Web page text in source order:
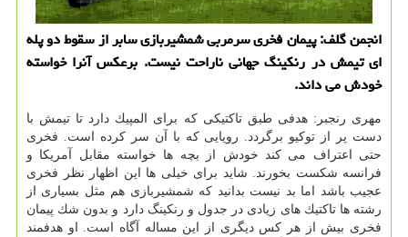
انجمن گلف: پیمان فخری سرمربی شمشیربازی سابر از سقوط دو پله
ای تیمش در رنكینگ جهانی ناراحت نیست. برعكس آنرا خواسته
خودش می داند.
مهری رنجبر: هدفی طبق تاكتیكی كه برای المپیك دارد تا تیمش با
دست پر از توكیو برگردد. رویایی كه با آن سر كرده است. فخری
حتی اعتراف می كند خودش از بچه ها خواسته مقابل آمریكا و
فرانسه شكست بخورند. شاید برای خیلی ها این اظهار نظر فخری
عجیب باشد اما بد نیست بدانید كه شمشیربازی هم مثل بسیاری از
رشته ها تاكتیك های زیادی در جدول و رنكینگ دارد و بدون شك پیمان
فخری بیش از هر كس دیگری از این مساله آگاه است. او هدفمند